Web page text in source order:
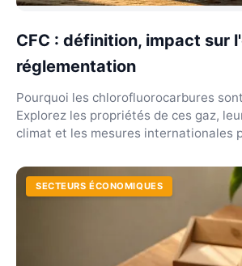
CFC : définition, impact sur
réglementation
Pourquoi les chlorofluorocarbures
Explorez les propriétés de ces gaz,
climat et les mesures internationales
SECTEURS ÉCONOMIQUES